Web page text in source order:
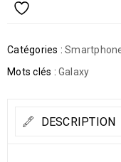
Catégories :
Mots clés : Galaxy
DESCRIPTION